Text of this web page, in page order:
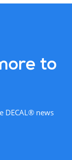
to
DECAL® news